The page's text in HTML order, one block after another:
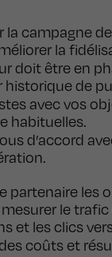
campagne
la
doit être en
de
avec vos
habituelles.
d’accord
partenaire les
le
et les clics
coûts et